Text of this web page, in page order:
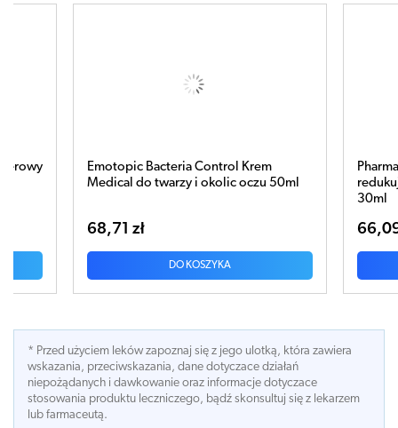
Pharmaceris R Calm-Rosalgin krem
redukujący zaczerwienienia na noc
66,09 zł
DO KOSZYKA
* Przed użyciem leków zapoznaj się z jego ulotką, która zawiera
wskazania, przeciwskazania, dane dotyczace działań
niepożądanych i dawkowanie oraz informacje dotyczace
stosowania produktu leczniczego, bądź skonsultuj się z lekarzem
lub farmaceutą.